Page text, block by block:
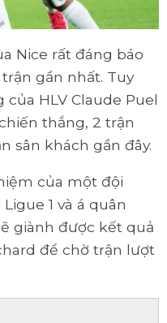
Nice rất đáng báo
gần nhất. Tuy
HLV Claude Puel
thắng, 2 trận
sân khách gần đây.
của một đội
1 và á quân
giành được kết quả
để chờ trận lượt